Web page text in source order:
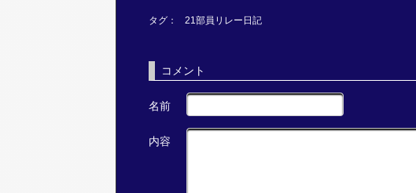
タグ： 21部員リレー日記
コメント
名前
内容